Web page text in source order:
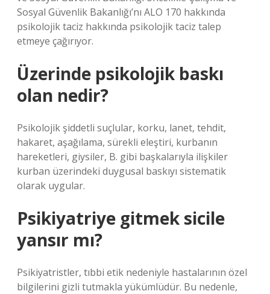
Sosyal Güvenlik Bakanlığı’nı ALO 170 hakkında
psikolojik taciz hakkında psikolojik taciz talep
etmeye çağırıyor.
Üzerinde psikolojik baskı
olan nedir?
Psikolojik şiddetli suçlular, korku, lanet, tehdit,
hakaret, aşağılama, sürekli eleştiri, kurbanın
hareketleri, giysiler, B. gibi başkalarıyla ilişkiler
kurban üzerindeki duygusal baskıyı sistematik
olarak uygular.
Psikiyatriye gitmek sicile
yansır mı?
Psikiyatristler, tıbbi etik nedeniyle hastalarının özel
bilgilerini gizli tutmakla yükümlüdür. Bu nedenle,